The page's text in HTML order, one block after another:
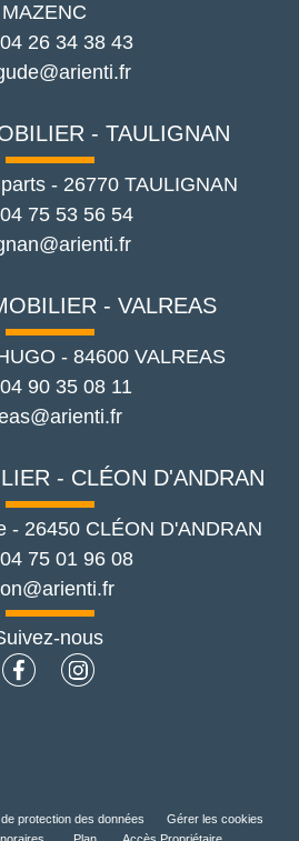
MAZENC
04 26 34 38 43
- TAULIGNAN
- 26770 TAULIGNAN
04 75 53 56 54
- VALREAS
- 84600 VALREAS
04 90 35 08 11
- CLÉON D'ANDRAN
- 26450 CLÉON D'ANDRAN
04 75 01 96 08
nous
de protection des données
Gérer les cookies